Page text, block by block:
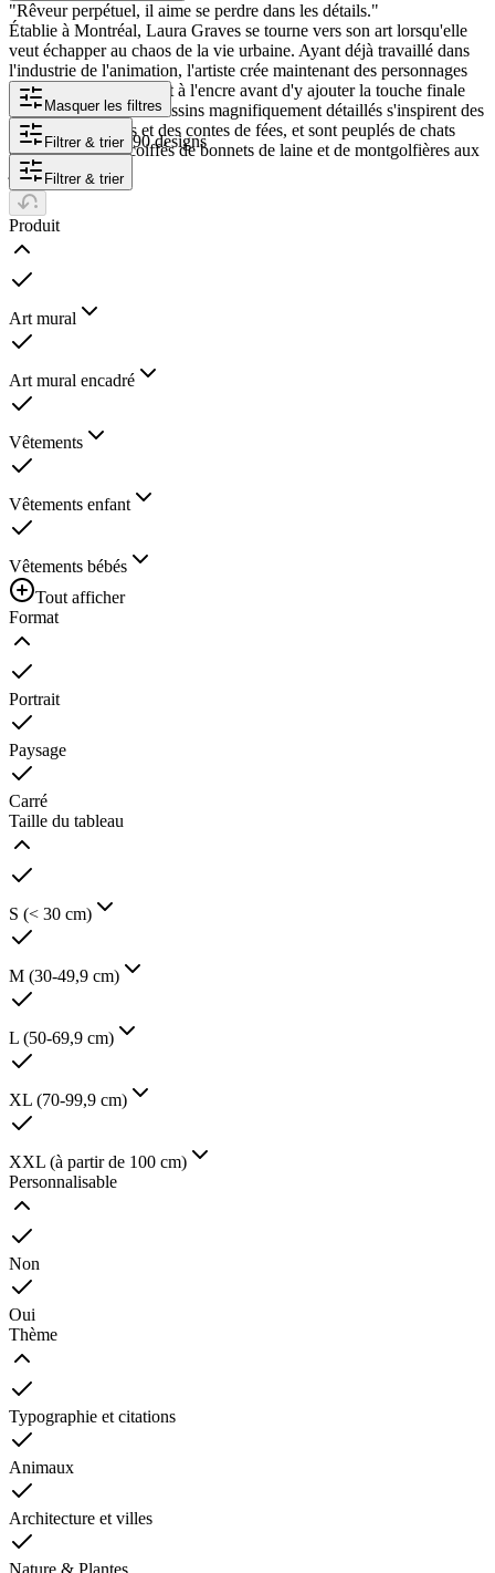
"Rêveur perpétuel, il aime se perdre dans les détails."
Établie à Montréal, Laura Graves se tourne vers son art lorsqu'elle
veut échapper au chaos de la vie urbaine. Ayant déjà travaillé dans
l'industrie de l'animation, l'artiste crée maintenant des personnages
fantaisistes au crayon et à l'encre avant d'y ajouter la touche finale
numériquement. Ses dessins magnifiquement détaillés s'inspirent des
livres pour enfants et des contes de fées, et sont peuplés de chats
endormis, d'ours coiffés de bonnets de laine et de montgolfières aux
jolis motifs.
Masquer les filtres
Filtrer & trier 90 designs
Filtrer & trier
Produit
Art mural
Art mural encadré
Vêtements
Vêtements enfant
Vêtements bébés
Tout afficher
Format
Portrait
Paysage
Carré
Taille du tableau
S (< 30 cm)
M (30-49,9 cm)
L (50-69,9 cm)
XL (70-99,9 cm)
XXL (à partir de 100 cm)
Personnalisable
Non
Oui
Thème
Typographie et citations
Animaux
Architecture et villes